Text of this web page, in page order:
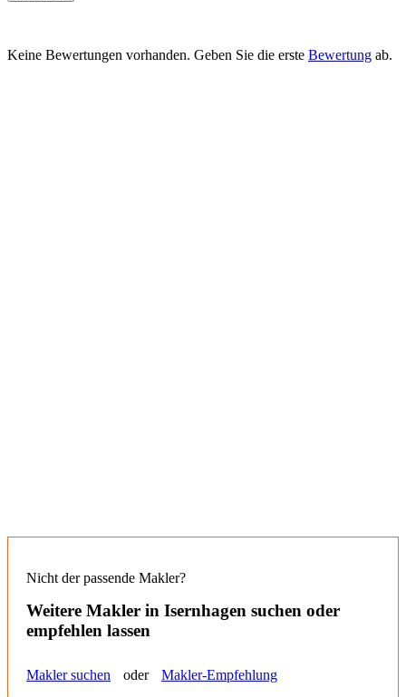
Keine Bewertungen vorhanden. Geben Sie die erste Bewertung ab.
Nicht der passende Makler?
Weitere Makler in Isernhagen suchen oder
empfehlen lassen
Makler suchen oder Makler-Empfehlung